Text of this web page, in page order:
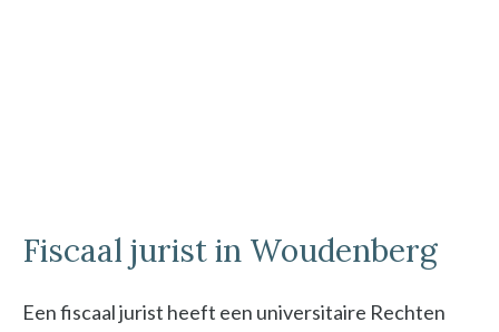
Fiscaal jurist in Woudenberg
Een fiscaal jurist heeft een universitaire Rechten